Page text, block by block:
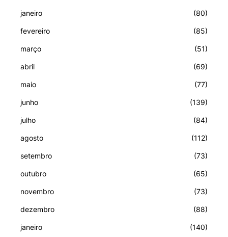
janeiro (80)
fevereiro (85)
março (51)
abril (69)
maio (77)
junho (139)
julho (84)
agosto (112)
setembro (73)
outubro (65)
novembro (73)
dezembro (88)
janeiro (140)